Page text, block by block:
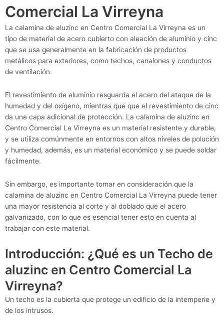
Comercial La Virreyna
La calamina de aluzinc en Centro Comercial La Virreyna es un
tipo de material de acero cubierto con aleación de aluminio y cinc
que se usa generalmente en la fabricación de productos
metálicos para exteriores, como techos, canalones y conductos
de ventilación.
El revestimiento de aluminio resguarda el acero del ataque de la
humedad y del oxígeno, mientras que que el revestimiento de cinc
da una capa adicional de protección. La calamina de aluzinc en
Centro Comercial La Virreyna es un material resistente y durable,
y se utiliza comúnmente en entornos con altos niveles de polución
y humedad, además, es un material económico y se puede soldar
fácilmente.
Sin embargo, es importante tomar en consideración que la
calamina de aluzinc en Centro Comercial La Virreyna puede tener
una mayor resistencia al corte y al doblado que el acero
galvanizado, con lo que es esencial tener esto en cuenta al
trabajar con este material.
Introducción: ¿Qué es un Techo de
aluzinc en Centro Comercial La
Virreyna?
Un techo es la cubierta que protege un edificio de la intemperie y
de los intrusos.